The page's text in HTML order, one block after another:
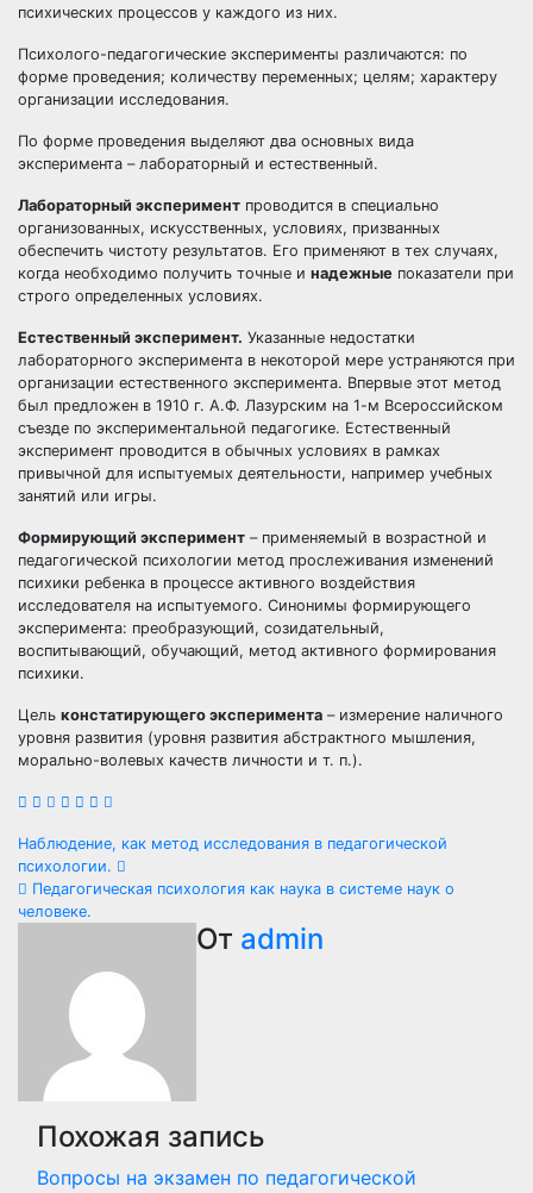
психических процессов у каждого из них.
Психолого-педагогические эксперименты различаются: по
форме проведения; количеству переменных; целям; характеру
организации исследования.
По форме проведения выделяют два основных вида
эксперимента – лабораторный и естественный.
Лабораторный эксперимент проводится в специально
организованных, искусственных, условиях, призванных
обеспечить чистоту результатов. Его применяют в тех случаях,
когда необходимо получить точные и надежные показатели при
строго определенных условиях.
Естественный эксперимент. Указанные недостатки
лабораторного эксперимента в некоторой мере устраняются при
организации естественного эксперимента. Впервые этот метод
был предложен в 1910 г. А.Ф. Лазурским на 1-м Всероссийском
съезде по экспериментальной педагогике. Естественный
эксперимент проводится в обычных условиях в рамках
привычной для испытуемых деятельности, например учебных
занятий или игры.
Формирующий эксперимент – применяемый в возрастной и
педагогической психологии метод прослеживания изменений
психики ребенка в процессе активного воздействия
исследователя на испытуемого. Синонимы формирующего
эксперимента: преобразующий, созидательный,
воспитывающий, обучающий, метод активного формирования
психики.
Цель констатирующего эксперимента – измерение наличного
уровня развития (уровня развития абстрактного мышления,
морально-волевых качеств личности и т. п.).
Навигация
по
Наблюдение, как метод исследования в педагогической
психологии.
Педагогическая психология как наука в системе наук о
человеке.
От admin
Похожая запись
Вопросы на экзамен по педагогической